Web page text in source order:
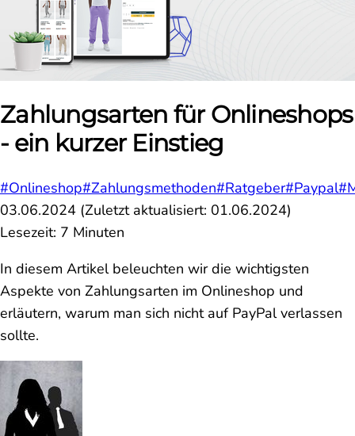
Zahlungsarten für Onlineshops
- ein kurzer Einstieg
#Onlineshop#Zahlungsmethoden#Ratgeber#Paypal
03.06.2024 (Zuletzt aktualisiert: 01.06.2024)
Lesezeit: 7 Minuten
In diesem Artikel beleuchten wir die wichtigsten
Aspekte von Zahlungsarten im Onlineshop und
erläutern, warum man sich nicht auf PayPal verlassen
sollte.